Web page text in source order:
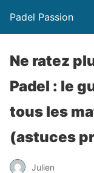
Padel Passion
Ne ratez
Padel : le
tous les
(astuces
Julien